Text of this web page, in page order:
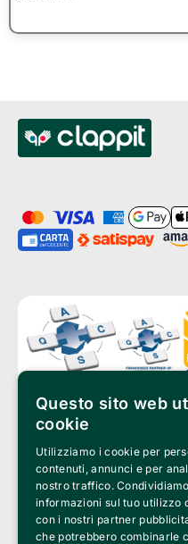
Clappit è un marchio di proprietà di:
Bemils Srl
a Socio Unico
Via Fosse Ardeatine, 4 -20092
PI 05589050961
Iscr. C.C.I.A.A. Milano R.E.A. 1833471
© 2010-2025 Bemils Srl - Tutti i
Questo sito web
cookie
Utilizziamo i cookie per
contenuti, annunci e per
nostro traffico.
informazioni sul tuo utilizzo
con i nostri partner
che potrebbero combinarle